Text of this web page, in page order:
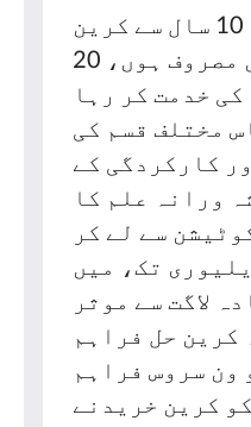
میں نوویا ہوں، 10 سال سے کرین
کی برآمد میں مصروف ہوں، 20
خدمت کر رہا
مختلف قسم کی
کارکردگی کے
ورانہ علم کا
سے لے کر
تک، میں
لاگت سے موثر
کرین حل فراہم
ون سروس فراہم
کرین خریدنے